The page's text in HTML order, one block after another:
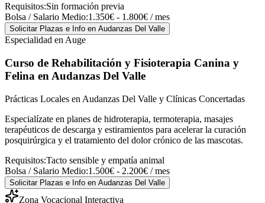
Requisitos:Sin formación previa
Bolsa / Salario Medio:1.350€ - 1.800€ / mes
Solicitar Plazas e Info en Audanzas Del Valle
Especialidad en Auge
Curso de Rehabilitación y Fisioterapia Canina y
Felina en Audanzas Del Valle
Prácticas Locales en Audanzas Del Valle y Clínicas Concertadas
Especialízate en planes de hidroterapia, termoterapia, masajes
terapéuticos de descarga y estiramientos para acelerar la curación
posquirúrgica y el tratamiento del dolor crónico de las mascotas.
Requisitos:Tacto sensible y empatía animal
Bolsa / Salario Medio:1.500€ - 2.200€ / mes
Solicitar Plazas e Info en Audanzas Del Valle
Zona Vocacional Interactiva